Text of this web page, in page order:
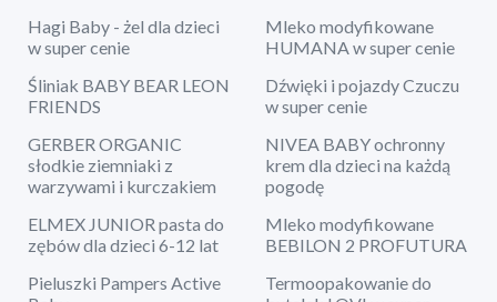
Hagi Baby - żel dla dzieci
w super cenie
Mleko modyfikowane
HUMANA w super cenie
Śliniak BABY BEAR LEON
FRIENDS
Dźwięki i pojazdy Czuczu
w super cenie
GERBER ORGANIC
słodkie ziemniaki z
warzywami i kurczakiem
NIVEA BABY ochronny
krem dla dzieci na każdą
pogodę
ELMEX JUNIOR pasta do
zębów dla dzieci 6-12 lat
Mleko modyfikowane
BEBILON 2 PROFUTURA
Pieluszki Pampers Active
Termoopakowanie do